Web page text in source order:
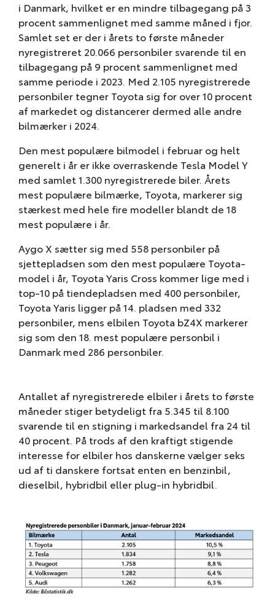
i Danmark, hvilket er en mindre tilbagegang på 3
procent sammenlignet med samme måned i fjor.
Samlet set er der i årets to første måneder
nyregistreret 20.066 personbiler svarende til en
tilbagegang på 9 procent sammenlignet med
samme periode i 2023. Med 2.105 nyregistrerede
personbiler tegner Toyota sig for over 10 procent
af markedet og distancerer dermed alle andre
bilmærker i 2024.
Den mest populære bilmodel i februar og helt
generelt i år er ikke overraskende Tesla Model Y
med samlet 1.300 nyregistrerede biler. Årets
mest populære bilmærke, Toyota, markerer sig
stærkest med hele fire modeller blandt de 18
mest populære i år.
Aygo X sætter sig med 558 personbiler på
sjettepladsen som den mest populære Toyota-
model i år, Toyota Yaris Cross kommer lige med i
top-10 på tiendepladsen med 400 personbiler,
Toyota Yaris ligger på 14. pladsen med 332
personbiler, mens elbilen Toyota bZ4X markerer
sig som den 18. mest populære personbil i
Danmark med 286 personbiler.
Antallet af nyregistrerede elbiler i årets to første
måneder stiger betydeligt fra 5.345 til 8.100
svarende til en stigning i markedsandel fra 24 til
40 procent. På trods af den kraftigt stigende
interesse for elbiler hos danskerne vælger seks
ud af ti danskere fortsat enten en benzinbil,
dieselbil, hybridbil eller plug-in hybridbil.